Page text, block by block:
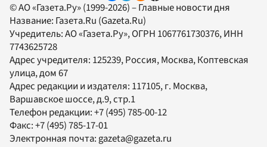
© АО «Газета.Ру» (1999-2026) – Главные новости дня
Название: Газета.Ru (Gazeta.Ru)
Учредитель:АО «Газета.Ру», ОГРН 1067761730376, ИНН
7743625728
Адрес учредителя: 125239, Россия, Москва, Коптевская
улица, дом 67
Адрес редакции и издателя: 117105, г. Москва,
Варшавское шоссе, д.9, стр.1
Телефон редакции:+7 (495) 785-00-12
Факс:+7 (495) 785-17-01
Электронная почта:gazeta@gazeta.ru